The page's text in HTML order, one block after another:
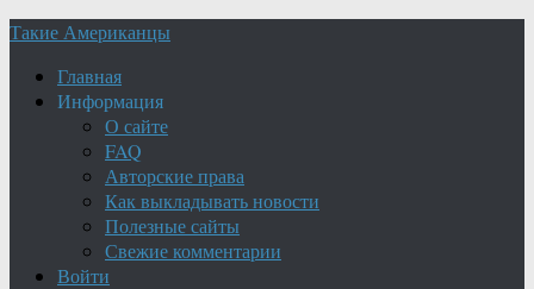
Такие Американцы
Главная
Информация
О сайте
FAQ
Авторские права
Как выкладывать новости
Полезные сайты
Свежие комментарии
Войти